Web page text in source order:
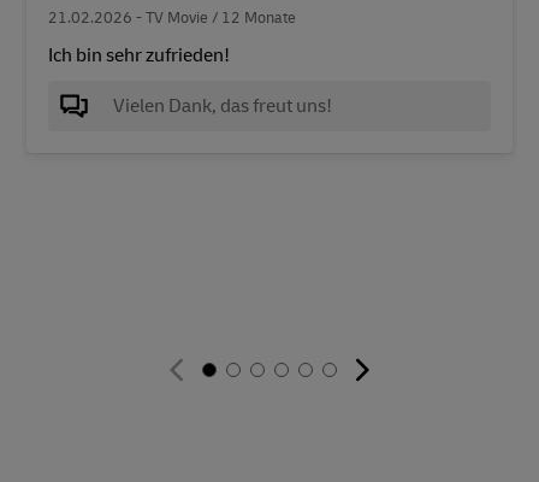
21.02.2026 - TV Movie / 12 Monate
Ich bin sehr zufrieden!
Vielen Dank, das freut uns!